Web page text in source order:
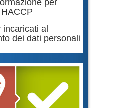
per
incaricati al
dei dati personali